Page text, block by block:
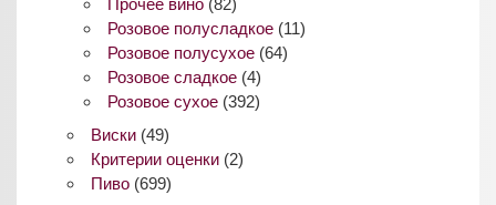
Прочее вино (82)
Розовое полусладкое (11)
Розовое полусухое (64)
Розовое сладкое (4)
Розовое сухое (392)
Виски(49)
Критерии оценки(2)
Пиво(699)